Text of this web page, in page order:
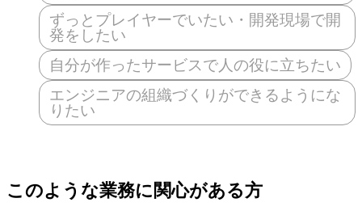
ずっとプレイヤーでいたい・開発現場で開
発をしたい
自分が作ったサービスで人の役に立ちたい
エンジニアの組織づくりができるようにな
りたい
このような業務に関心がある方